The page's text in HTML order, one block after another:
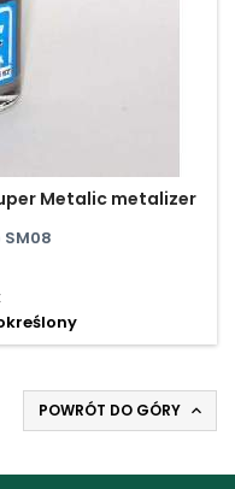
Metalic metalizer
POWRÓT DO GÓRY 